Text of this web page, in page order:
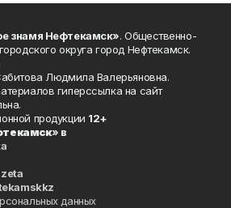
знамя Нефтекамск». Общественно-
округа город Нефтекамск.
Людмила Валерьяновна.
гиперссылка на сайт
продукции 12+
» в
данных